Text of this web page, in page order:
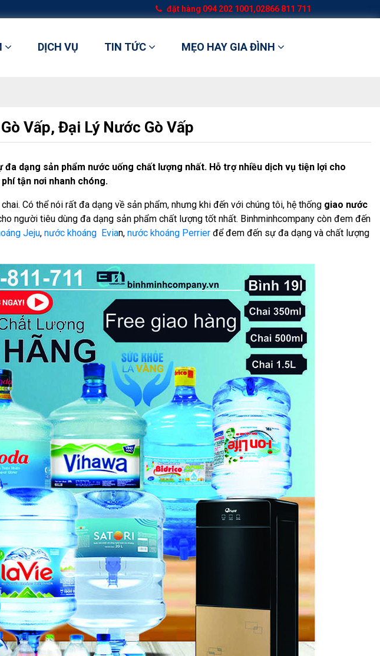
đặt hàng 094 202 1001,02866 811 711
DỊCH VỤ TIN TỨC MẸO HAY GIA ĐÌNH
Vấp, Đại Lý Nước Gò Vấp
đa dạng sản phẩm nước uống chất lượng nhất. Hỗ trợ nhiều dịch vụ tiện lợi cho
tận nơi nhanh chóng.
Có thể nói rất đa dạng về sản phẩm, nhưng khi đến với chúng tôi, hệ thống giao nước
người tiêu dùng đa dạng sản phẩm chất lượng tốt nhất. Binhminhcompany còn đem đến
Jeju, nước khoáng Evian, nước khoáng Perrierđể đem đến sự đa dạng và chất lượng